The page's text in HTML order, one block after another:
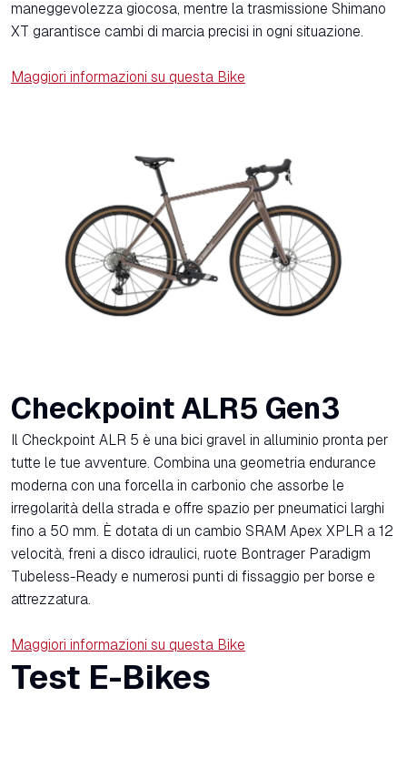
maneggevolezza giocosa, mentre la trasmissione Shimano
XT garantisce cambi di marcia precisi in ogni situazione.
Maggiori informazioni su questa Bike
Checkpoint ALR5 Gen3
Il Checkpoint ALR 5 è una bici gravel in alluminio pronta per
tutte le tue avventure. Combina una geometria endurance
moderna con una forcella in carbonio che assorbe le
irregolarità della strada e offre spazio per pneumatici larghi
fino a 50 mm. È dotata di un cambio SRAM Apex XPLR a 12
velocità, freni a disco idraulici, ruote Bontrager Paradigm
Tubeless-Ready e numerosi punti di fissaggio per borse e
attrezzatura.
Maggiori informazioni su questa Bike
Test E-Bikes